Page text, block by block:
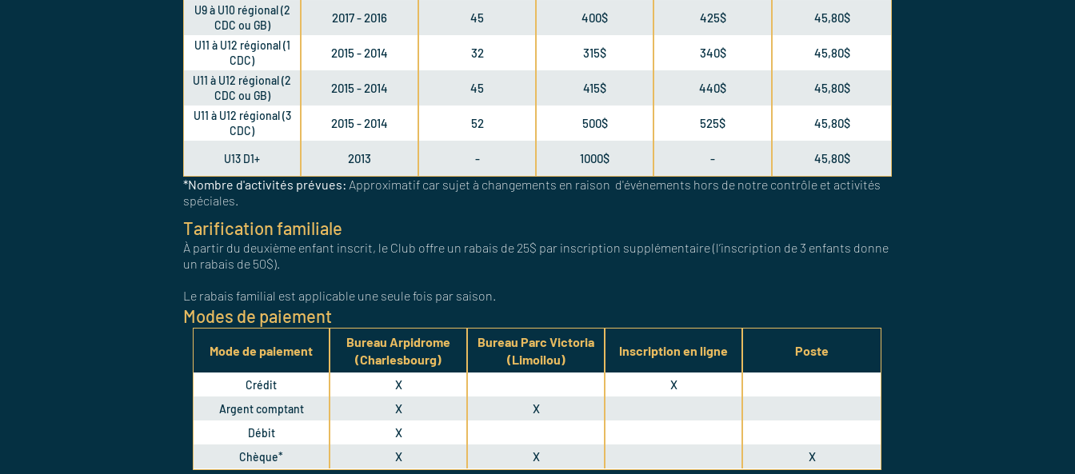
U9 à U10 régional (2
CDC ou GB)
2017 - 2016 45 400$ 425$ 45,80$
U11 à U12 régional (1
CDC)
2015 - 2014 32 315$ 340$ 45,80$
U11 à U12 régional (2
CDC ou GB)
2015 - 2014 45 415$ 440$ 45,80$
U11 à U12 régional (3
CDC)
2015 - 2014 52 500$ 525$ 45,80$
U13 D1+ 2013 - 1000$ - 45,80$
*Nombre d'activités prévues: Approximatif car sujet à changements en raison d'événements hors de notre contrôle et activités
spéciales.
Tarification familiale
À partir du deuxième enfant inscrit, le Club offre un rabais de 25$ par inscription supplémentaire (l’inscription de 3 enfants donne
un rabais de 50$).
Le rabais familial est applicable une seule fois par saison.
Modes de paiement
Mode de paiement
Bureau Arpidrome
(Charlesbourg)
Bureau Parc Victoria
(Limoilou)
Inscription en ligne Poste
Crédit X X
Argent comptant X X
Débit X
Chèque* X X X